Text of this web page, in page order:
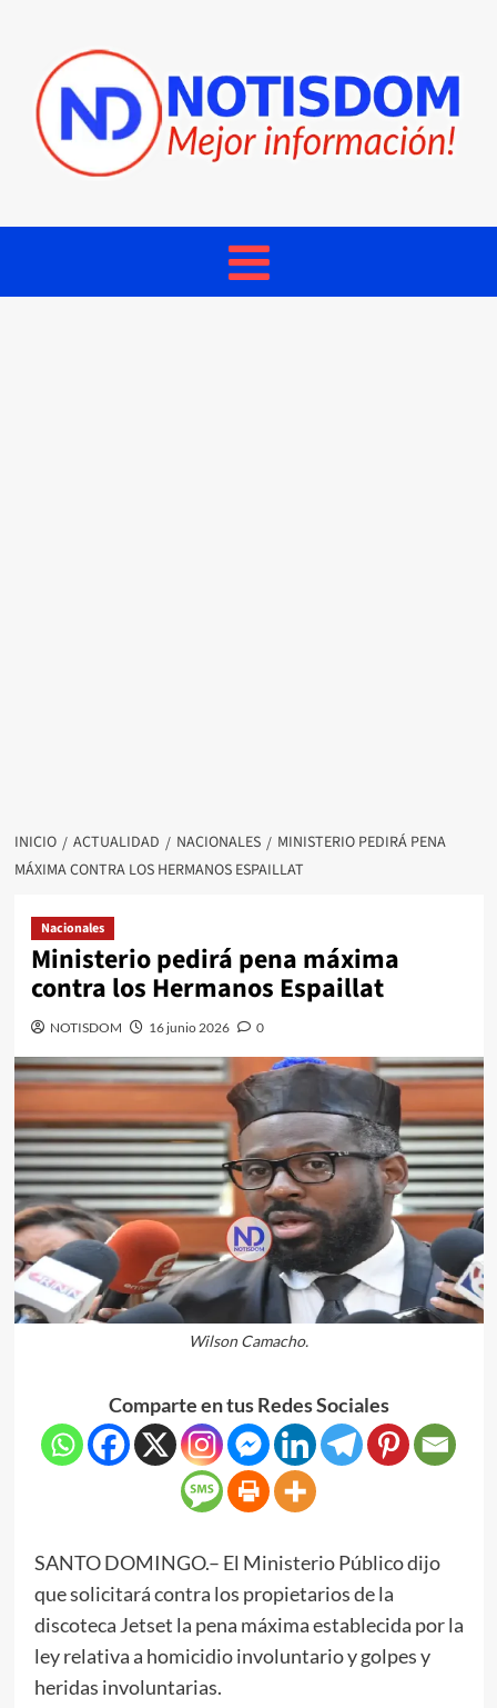
INICIO ACTUALIDAD NACIONALES
MINISTERIO PEDIRÁ PENA
MÁXIMA CONTRA LOS HERMANOS ESPAILLAT
Nacionales
Ministerio pedirá pena máxima
contra los Hermanos Espaillat
NOTISDOM 16 junio 2026 0
Wilson Camacho.
Comparte en tus Redes Sociales
SANTO DOMINGO.– El Ministerio Público dijo
que solicitará contra los propietarios de la
discoteca Jetset la pena máxima establecida por la
ley relativa a homicidio involuntario y golpes y
heridas involuntarias.